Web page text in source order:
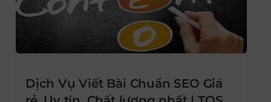
Dịch Vụ Viết Bài Chuẩn SEO Giá